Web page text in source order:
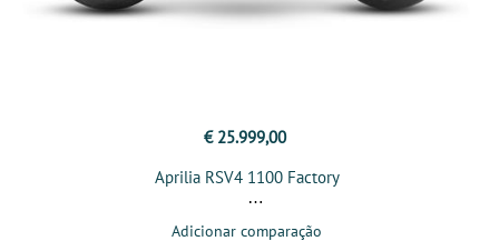
€ 25.999,00
Aprilia RSV4 1100 Factory
Adicionar comparação